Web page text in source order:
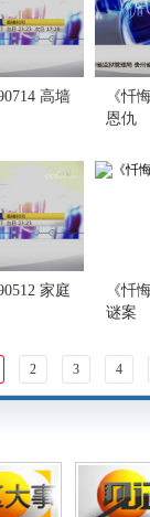
高墙
《忏
恩仇
家庭
《忏
谜案
2 3 4